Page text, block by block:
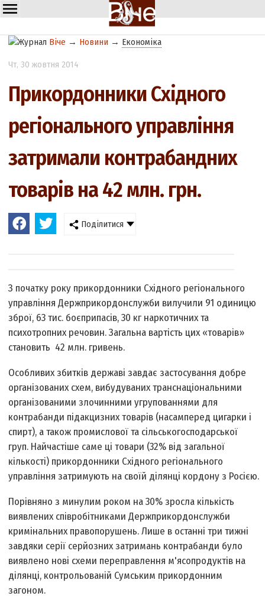
Віче → Новини → Економіка
Чт, 30 жовтня 2014
Прикордонники Східного
регіонального управління
затримали контрабандних
товарів на 42 млн. грн.
Поділитися
З початку року прикордонники Східного регіонального
управління Держприкордонслужби вилучили 91 одиницю
зброї, 63 тис. боєприпасів, 30 кг наркотичних та
психотропних речовин. Загальна вартість цих «товарів»
становить 42 млн. гривень.
Особливих збитків державі завдає застосування добре
організованих схем, вибудуваних транснаціональними
організованими злочинними угрупованнями для
контрабанди підакцизних товарів (насамперед цигарки і
спирт), а також промислової та сільськогосподарської
груп. Найчастіше саме ці товари (32% від загальної
кількості) прикордонники Східного регіонального
управління затримують на своїй ділянці кордону з Росією.
Порівняно з минулим роком на 30% зросла кількість
виявлених співробітниками Держприкордонслужби
кримінальних правопорушень. Лише в останні три тижні
завдяки серії серйозних затримань контрабанди було
виявлено нові схеми переправлення м'ясопродуктів на
ділянці, контрольованій Сумським прикордонним
загоном.